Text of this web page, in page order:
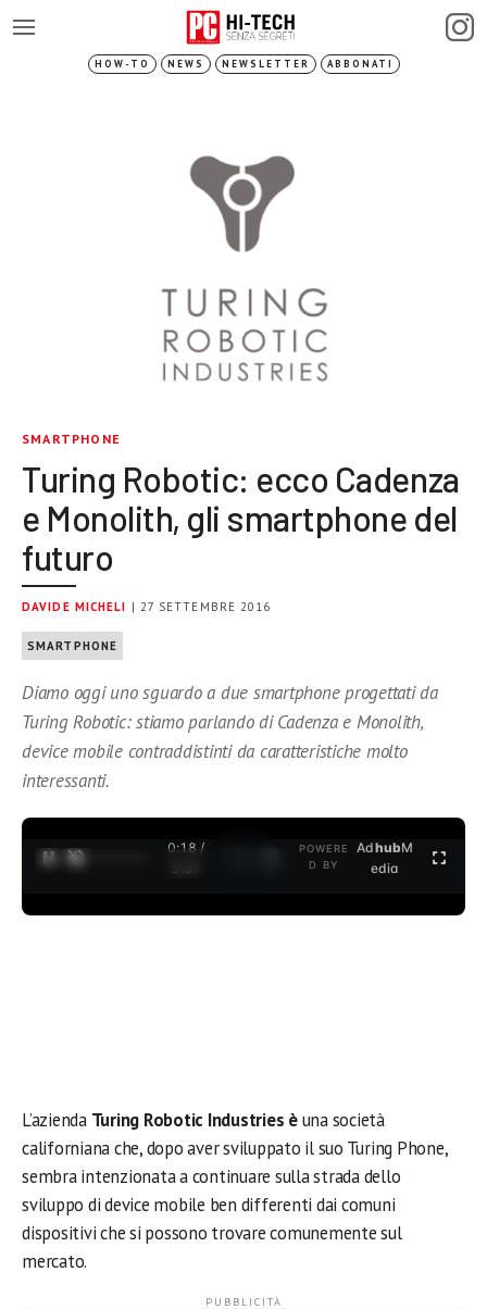
HOW-TO NEWS NEWSLETTER ABBONATI
SMARTPHONE
Turing Robotic: ecco Cadenza
e Monolith, gli smartphone del
futuro
DAVIDE MICHELI | 27 SETTEMBRE 2016
SMARTPHONE
Diamo oggi uno sguardo a due smartphone progettati da
Turing Robotic: stiamo parlando di Cadenza e Monolith,
device mobile contraddistinti da caratteristiche molto
interessanti.
0:19 /
3:37
POWERE
D BY
AdhubM
edia
L’azienda Turing Robotic Industries èuna società
californiana che, dopo aver sviluppato il suo Turing Phone,
sembra intenzionata a continuare sulla strada dello
sviluppo di device mobile ben differenti dai comuni
dispositivi che si possono trovare comunemente sul
mercato.